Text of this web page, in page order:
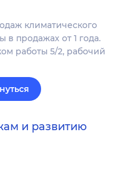
климатического
в продажах от 1 года.
работы 5/2, рабочий
и развитию